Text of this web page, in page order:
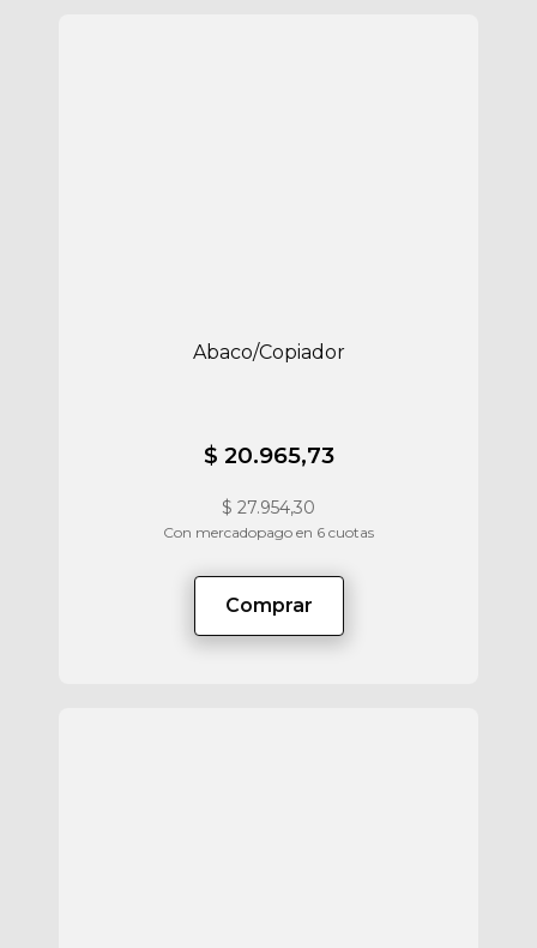
Abaco/Copiador
$ 20.965,73
$ 27.954,30
Con mercadopago en 6 cuotas
Comprar